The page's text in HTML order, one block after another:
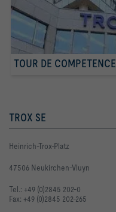
TOUR DE COMPETENCE
TROX SE
Heinrich-Trox-Platz
47506 Neukirchen-Vluyn
Tel.: +49 (0)2845 202-0
Fax: +49 (0)2845 202-265